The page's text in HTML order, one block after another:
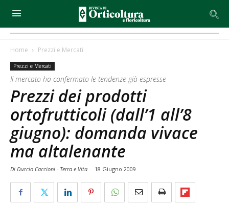
Home Prezzi e Mercati
Prezzi e Mercati
Il mercato ha confermato le tendenze già espresse
Prezzi dei prodotti
ortofrutticoli (dall’1 all’8
giugno): domanda vivace
ma altalenante
Di Duccio Caccioni - Terra e Vita - 18 Giugno 2009